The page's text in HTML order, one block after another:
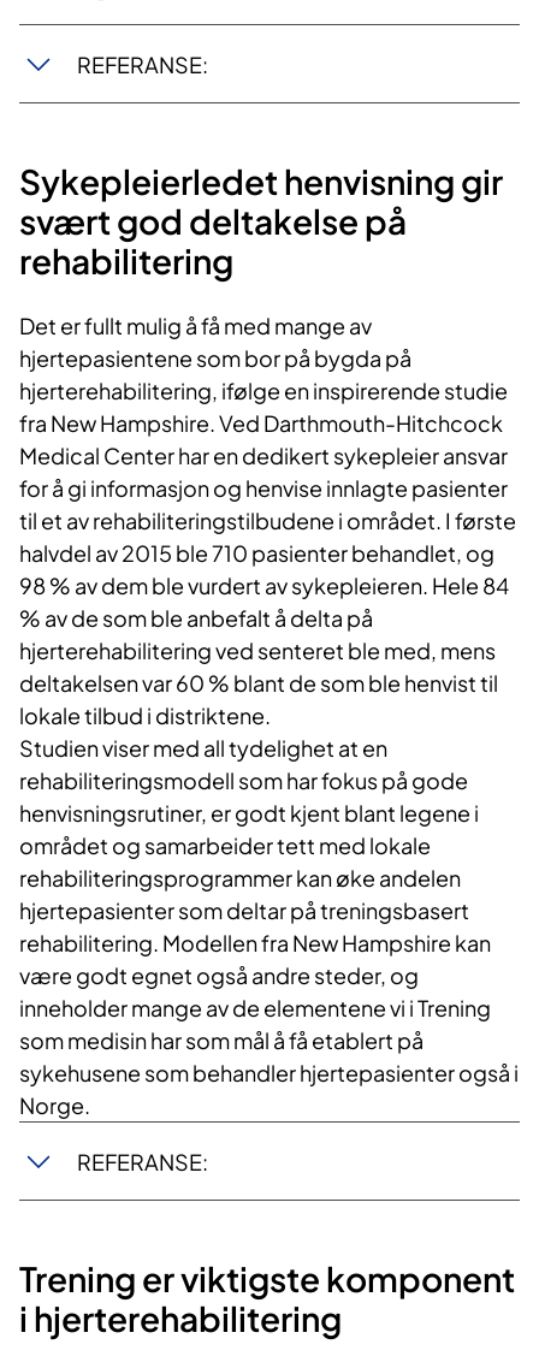
REFERANSE:
Sykepleierledet henvisning gir
svært god deltakelse på
rehabilitering
Det er fullt mulig å få med mange av
hjertepasientene som bor på bygda på
hjerterehabilitering, ifølge en inspirerende studie
fra New Hampshire. Ved Darthmouth-Hitchcock
Medical Center har en dedikert sykepleier ansvar
for å gi informasjon og henvise innlagte pasienter
til et av rehabiliteringstilbudene i området. I første
halvdel av 2015 ble 710 pasienter behandlet, og
98 % av dem ble vurdert av sykepleieren. Hele 84
% av de som ble anbefalt å delta på
hjerterehabilitering ved senteret ble med, mens
deltakelsen var 60 % blant de som ble henvist til
lokale tilbud i distriktene.
Studien viser med all tydelighet at en
rehabiliteringsmodell som har fokus på gode
henvisningsrutiner, er godt kjent blant legene i
området og samarbeider tett med lokale
rehabiliteringsprogrammer kan øke andelen
hjertepasienter som deltar på treningsbasert
rehabilitering. Modellen fra New Hampshire kan
være godt egnet også andre steder, og
inneholder mange av de elementene vi i Trening
som medisin har som mål å få etablert på
sykehusene som behandler hjertepasienter også i
Norge.
REFERANSE:
Trening er viktigste komponent
i hjerterehabilitering